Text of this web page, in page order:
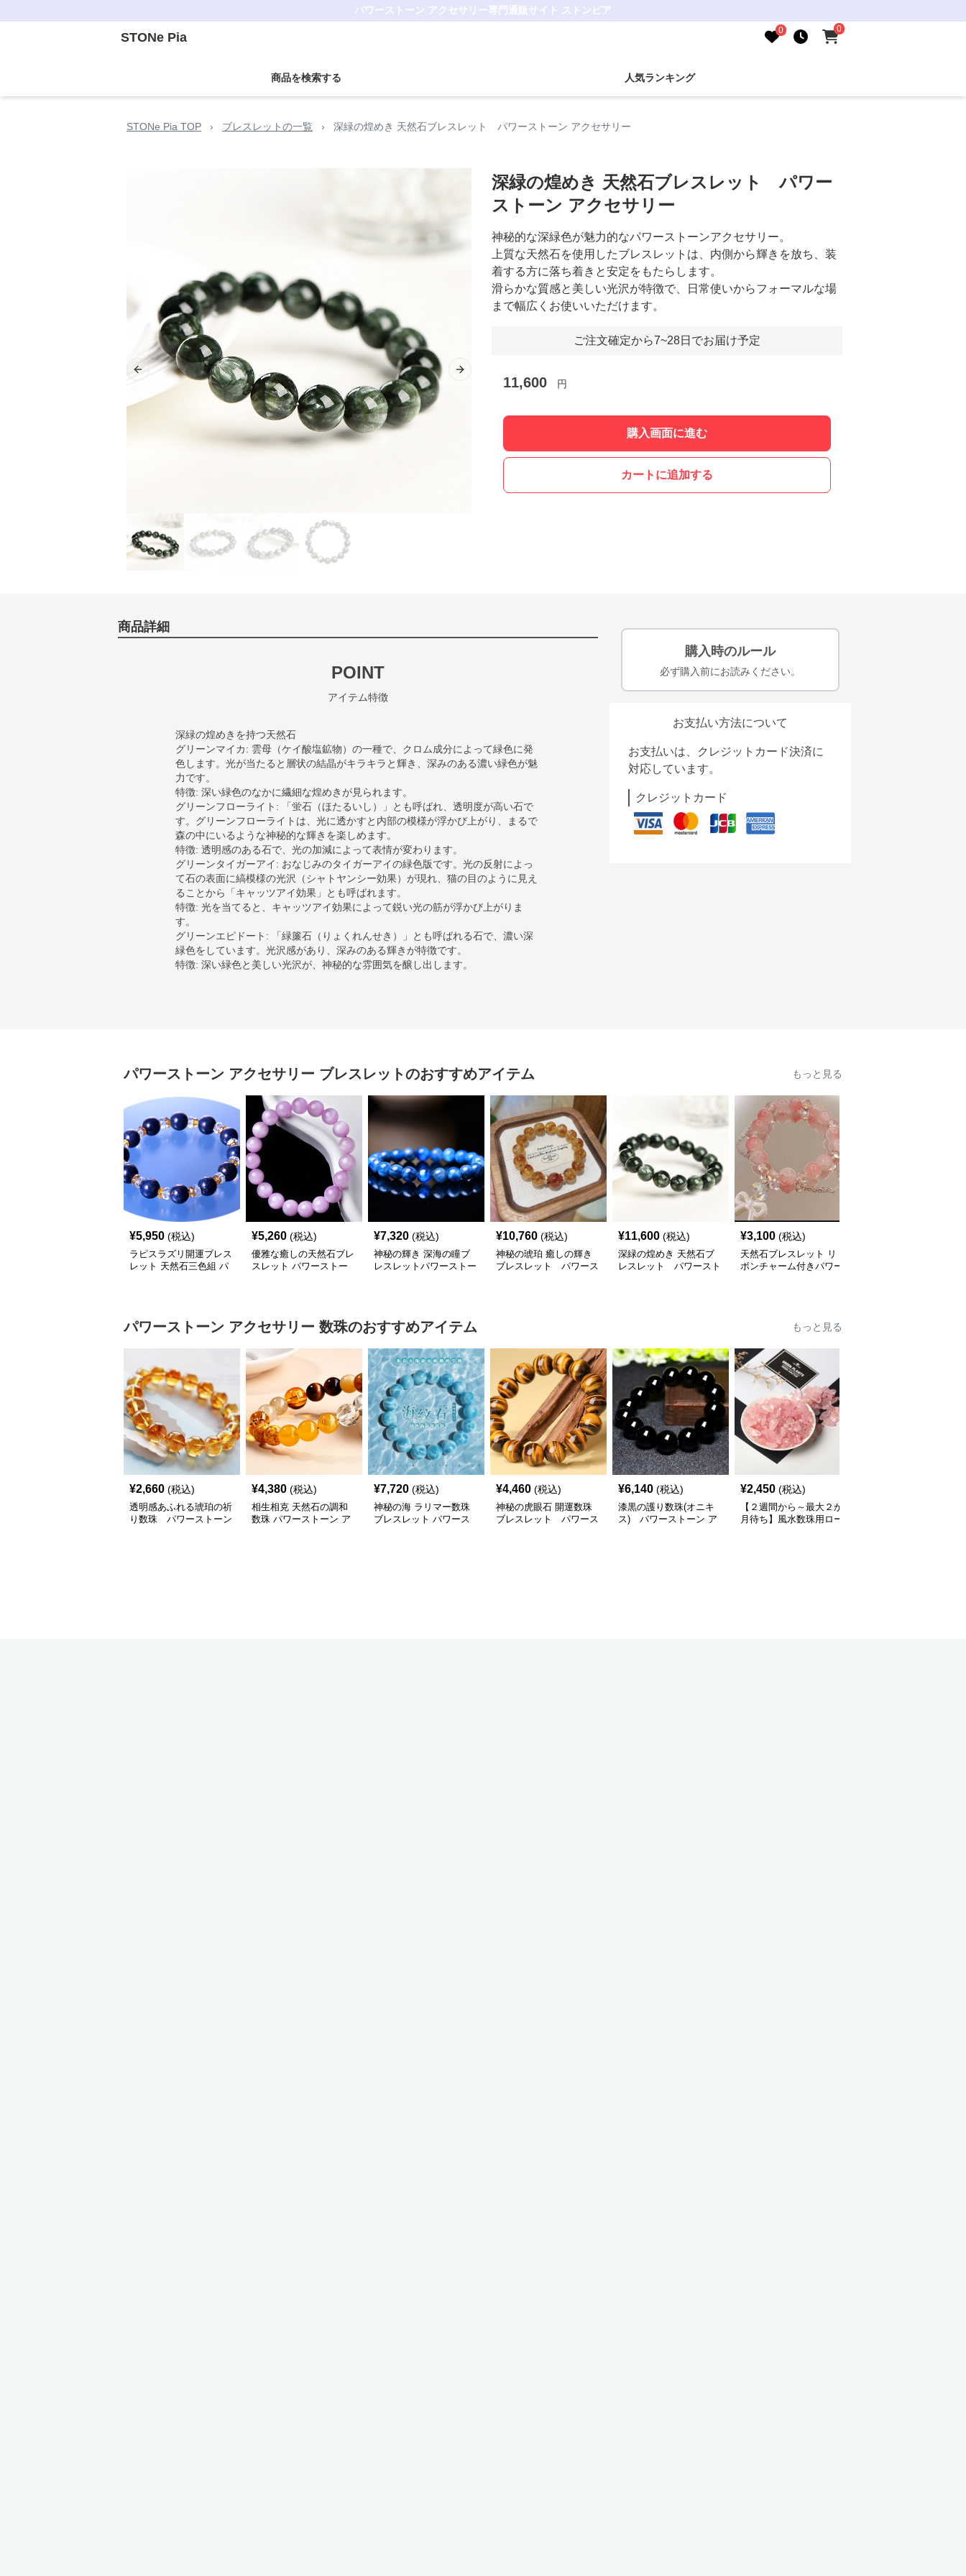
パワーストーン アクセサリー専門通販サイト ストンピア
STONe Pia 0 0
商品を検索する 人気ランキング
STONe Pia TOP › ブレスレットの一覧 › 深緑の煌めき 天然石ブレスレット パワーストーン アクセサリー
Previous slide Next slide
深緑の煌めき 天然石ブレスレット パワー
ストーン アクセサリー
神秘的な深緑色が魅力的なパワーストーンアクセサリー。
上質な天然石を使用したブレスレットは、内側から輝きを放ち、装
着する方に落ち着きと安定をもたらします。
滑らかな質感と美しい光沢が特徴で、日常使いからフォーマルな場
まで幅広くお使いいただけます。
ご注文確定から7~28日でお届け予定
11,600 円
購入画面に進む
カートに追加する
商品詳細
POINT
アイテム特徴
深緑の煌めきを持つ天然石
グリーンマイカ: 雲母（ケイ酸塩鉱物）の一種で、クロム成分によって緑色に発
色します。光が当たると層状の結晶がキラキラと輝き、深みのある濃い緑色が魅
力です。
特徴: 深い緑色のなかに繊細な煌めきが見られます。
グリーンフローライト: 「蛍石（ほたるいし）」とも呼ばれ、透明度が高い石で
す。グリーンフローライトは、光に透かすと内部の模様が浮かび上がり、まるで
森の中にいるような神秘的な輝きを楽しめます。
特徴: 透明感のある石で、光の加減によって表情が変わります。
グリーンタイガーアイ: おなじみのタイガーアイの緑色版です。光の反射によっ
て石の表面に縞模様の光沢（シャトヤンシー効果）が現れ、猫の目のように見え
ることから「キャッツアイ効果」とも呼ばれます。
特徴: 光を当てると、キャッツアイ効果によって鋭い光の筋が浮かび上がりま
す。
グリーンエピドート: 「緑簾石（りょくれんせき）」とも呼ばれる石で、濃い深
緑色をしています。光沢感があり、深みのある輝きが特徴です。
特徴: 深い緑色と美しい光沢が、神秘的な雰囲気を醸し出します。
購入時のルール
必ず購入前にお読みください。
お支払い方法について
お支払いは、クレジットカード決済に
対応しています。
クレジットカード
パワーストーン アクセサリー ブレスレットのおすすめアイテム もっと見る
¥5,950 (税込)
ラピスラズリ開運ブレス
レット 天然石三色組 パ
¥5,260 (税込)
優雅な癒しの天然石ブレ
スレット パワーストー
¥7,320 (税込)
神秘の輝き 深海の瞳ブ
レスレットパワーストー
¥10,760 (税込)
神秘の琥珀 癒しの輝き
ブレスレット パワース
¥11,600 (税込)
深緑の煌めき 天然石ブ
レスレット パワースト
¥3,100 (税込)
天然石ブレスレット リ
ボンチャーム付きパワー
パワーストーン アクセサリー 数珠のおすすめアイテム もっと見る
¥2,660 (税込)
透明感あふれる琥珀の祈
り数珠 パワーストーン
¥4,380 (税込)
相生相克 天然石の調和
数珠 パワーストーン ア
¥7,720 (税込)
神秘の海 ラリマー数珠
ブレスレット パワース
¥4,460 (税込)
神秘の虎眼石 開運数珠
ブレスレット パワース
¥6,140 (税込)
漆黒の護り数珠(オニキ
ス) パワーストーン ア
¥2,450 (税込)
【２週間から～最大２か
月待ち】風水数珠用ロー